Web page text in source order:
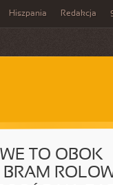
Hiszpania Redakcja
TO OBOK